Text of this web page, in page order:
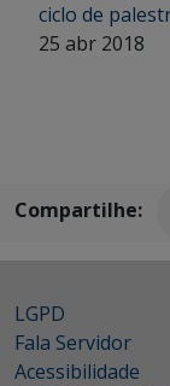
ciclo de
25 abr 2018
Compartilhe:
LGPD
Fala Servidor
Acessibilidade